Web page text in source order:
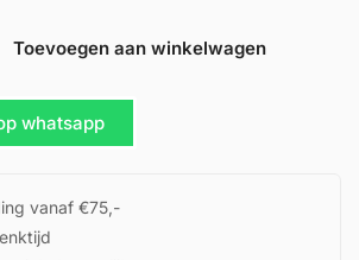
Toevoegen aan winkelwagen
whatsapp
vanaf €75,-